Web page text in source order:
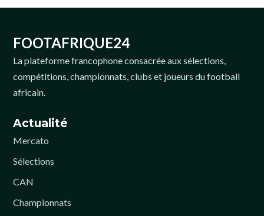
FOOTAFRIQUE24
La plateforme francophone consacrée aux sélections,
compétitions, championnats, clubs et joueurs du football
africain.
Actualité
Mercato
Sélections
CAN
Championnats